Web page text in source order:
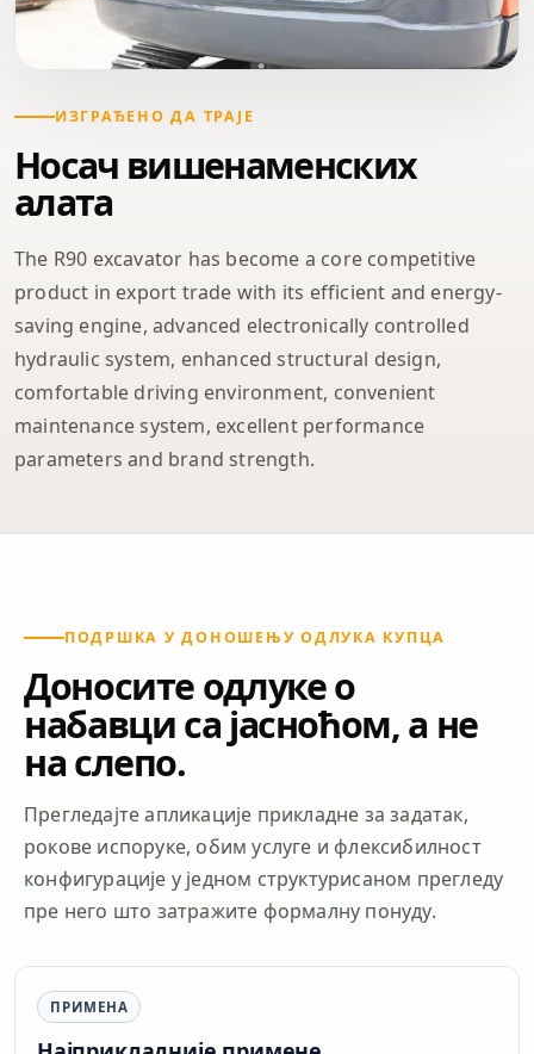
ИЗГРАЂЕНО ДА ТРАЈЕ
Носач вишенаменских
алата
The R90 excavator has become a core competitive
product in export trade with its efficient and energy-
saving engine, advanced electronically controlled
hydraulic system, enhanced structural design,
comfortable driving environment, convenient
maintenance system, excellent performance
parameters and brand strength.
ПОДРШКА У ДОНОШЕЊУ ОДЛУКА КУПЦА
Доносите одлуке о
набавци са јасноћом, а не
на слепо.
Прегледајте апликације прикладне за задатак,
рокове испоруке, обим услуге и флексибилност
конфигурације у једном структурисаном прегледу
пре него што затражите формалну понуду.
ПРИМЕНА